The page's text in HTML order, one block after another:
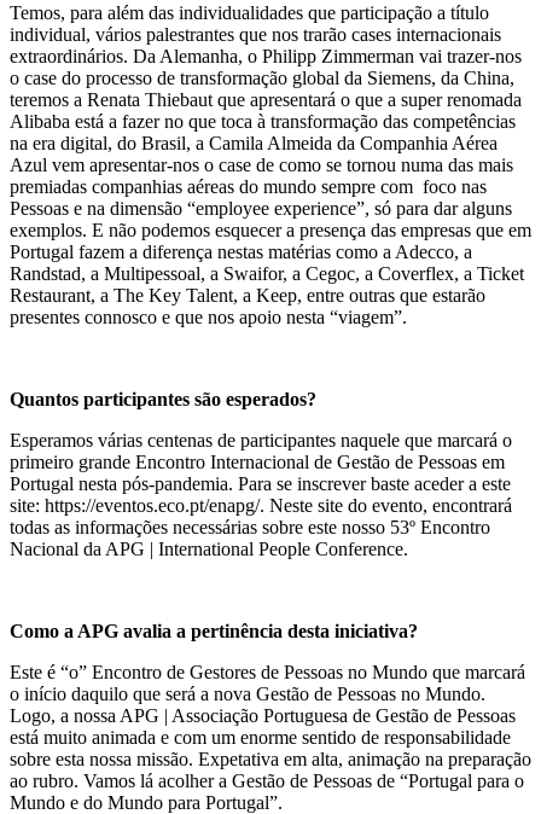
Temos, para além das individualidades que participação a título
individual, vários palestrantes que nos trarão cases internacionais
extraordinários. Da Alemanha, o Philipp Zimmerman vai trazer-nos
o case do processo de transformação global da Siemens, da China,
teremos a Renata Thiebaut que apresentará o que a super renomada
Alibaba está a fazer no que toca à transformação das competências
na era digital, do Brasil, a Camila Almeida da Companhia Aérea
Azul vem apresentar-nos o case de como se tornou numa das mais
premiadas companhias aéreas do mundo sempre com foco nas
Pessoas e na dimensão “employee experience”, só para dar alguns
exemplos. E não podemos esquecer a presença das empresas que em
Portugal fazem a diferença nestas matérias como a Adecco, a
Randstad, a Multipessoal, a Swaifor, a Cegoc, a Coverflex, a Ticket
Restaurant, a The Key Talent, a Keep, entre outras que estarão
presentes connosco e que nos apoio nesta “viagem”.
Quantos participantes são esperados?
Esperamos várias centenas de participantes naquele que marcará o
primeiro grande Encontro Internacional de Gestão de Pessoas em
Portugal nesta pós-pandemia. Para se inscrever baste aceder a este
site: https://eventos.eco.pt/enapg/. Neste site do evento, encontrará
todas as informações necessárias sobre este nosso 53º Encontro
Nacional da APG | International People Conference.
Como a APG avalia a pertinência desta iniciativa?
Este é “o” Encontro de Gestores de Pessoas no Mundo que marcará
o início daquilo que será a nova Gestão de Pessoas no Mundo.
Logo, a nossa APG | Associação Portuguesa de Gestão de Pessoas
está muito animada e com um enorme sentido de responsabilidade
sobre esta nossa missão. Expetativa em alta, animação na preparação
ao rubro. Vamos lá acolher a Gestão de Pessoas de “Portugal para o
Mundo e do Mundo para Portugal”.